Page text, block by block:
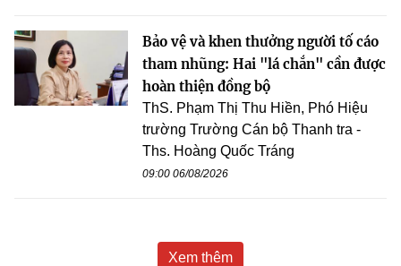
Bảo vệ và khen thưởng người tố cáo
tham nhũng: Hai "lá chắn" cần được
hoàn thiện đồng bộ
ThS. Phạm Thị Thu Hiền, Phó Hiệu
trường Trường Cán bộ Thanh tra -
Ths. Hoàng Quốc Tráng
09:00 06/08/2026
Xem thêm